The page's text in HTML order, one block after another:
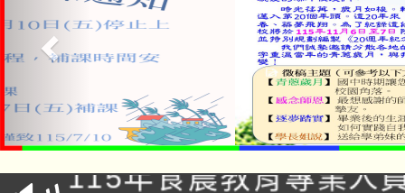
淨零綠生活教案入校路
會
115年食農教育專業人